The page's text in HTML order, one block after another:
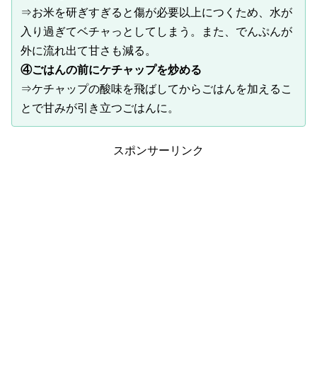
⇒お米を研ぎすぎると傷が必要以上につくため、水が
入り過ぎてベチャっとしてしまう。また、でんぷんが
外に流れ出て甘さも減る。
④ごはんの前にケチャップを炒める
⇒ケチャップの酸味を飛ばしてからごはんを加えるこ
とで甘みが引き立つごはんに。
スポンサーリンク